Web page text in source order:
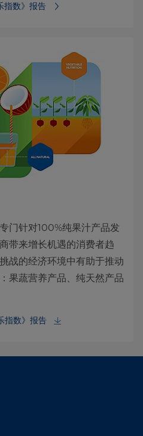
指数》报告
门针对100%纯果汁产品发
带来增长机遇的消费者趋
战的经济环境中有助于推动
果蔬营养产品、纯天然产品
指数》报告